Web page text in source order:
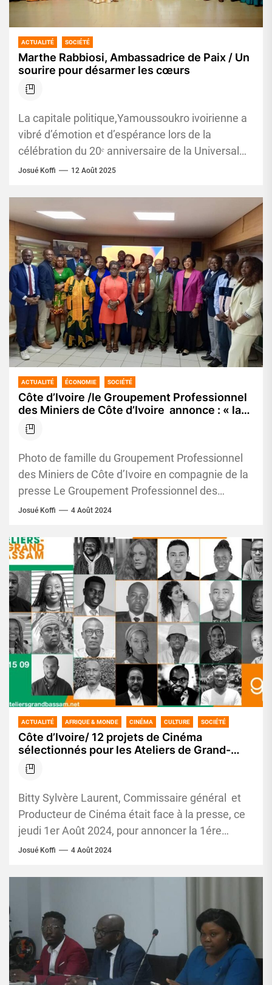
ACTUALITÉ SOCIÉTÉ
Marthe Rabbiosi, Ambassadrice de Paix / Un
sourire pour désarmer les cœurs
La capitale politique,Yamoussoukro ivoirienne a
vibré d’émotion et d’espérance lors de la
célébration du 20ᵉ anniversaire de la Universal
Peace Federation (UPF) le 08 août....
Josué Koffi 12 Août 2025
ACTUALITÉ ÉCONOMIE SOCIÉTÉ
Côte d’Ivoire /le Groupement Professionnel
des Miniers de Côte d’Ivoire annonce : « la
Côte d’Ivoire peut prétendre être un pays
minier »
Photo de famille du Groupement Professionnel
des Miniers de Côte d’Ivoire en compagnie de la
presse Le Groupement Professionnel des
Miniers de Côte d’Ivoire (GPMCI)...
Josué Koffi 4 Août 2024
ACTUALITÉ AFRIQUE & MONDE CINÉMA CULTURE SOCIÉTÉ
Côte d’Ivoire/ 12 projets de Cinéma
sélectionnés pour les Ateliers de Grand-
Bassam prévues du 8 au 15 septembre 2024
Bitty Sylvère Laurent, Commissaire général et
Producteur de Cinéma était face à la presse, ce
jeudi 1er Août 2024, pour annoncer la 1ére
édition des...
Josué Koffi 4 Août 2024